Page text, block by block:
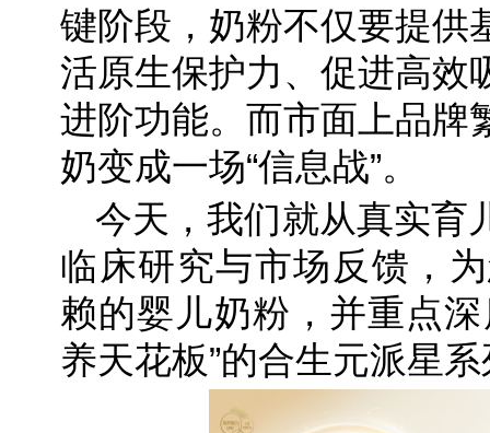
键阶段，奶粉不仅要提供
活原生保护力、促进高效
进阶功能。而市面上品牌
奶变成一场“信息战”。
今天，我们就从真实育
临床研究与市场反馈，
赖的婴儿奶粉，并重点
养天花板”的合生元派星